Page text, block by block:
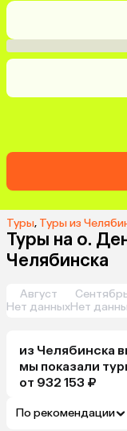
Туры, Туры из
Туры на о.
Челябинска
Август
Нет данныхНет
из Челябинска
мы показали
от 932 153 ₽
По рекомендации